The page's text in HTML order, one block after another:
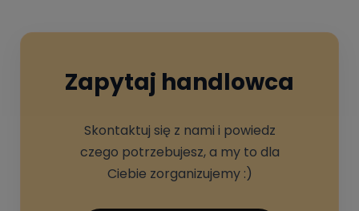
Zapytaj handlowca
Skontaktuj się z nami i powiedz
czego potrzebujesz, a my to dla
Ciebie zorganizujemy :)